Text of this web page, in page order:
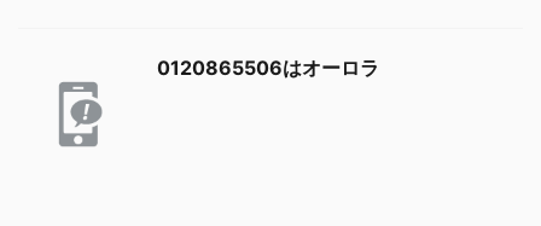
0120865506はオーロラ